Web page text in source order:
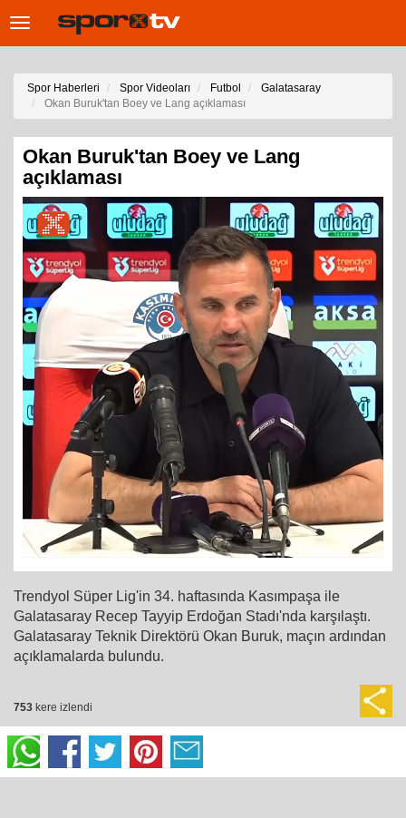
Toggle
Spor Haberleri Spor Videoları Futbol
Galatasaray
Okan Buruk'tan Boey ve Lang açıklaması
Okan Buruk'tan Boey ve Lang
açıklaması
Trendyol Süper Lig'in 34. haftasında Kasımpaşa ile
Galatasaray Recep Tayyip Erdoğan Stadı'nda karşılaştı.
Galatasaray Teknik Direktörü Okan Buruk, maçın ardından
açıklamalarda bulundu.
753 kere izlendi